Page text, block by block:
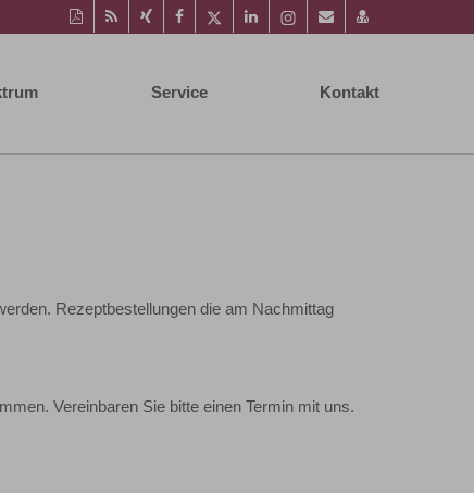
Diese
Seite
RSS-
Feed
Auf
Xing
Auf
Facebook
Twitter
Auf
LinkedIn
Instagram-
Seite
Per
Mail
vCard
speichern
Service Kontakt
Rezeptbestellungen die am Nachmittag
Vereinbaren Sie bitte einen Termin mit uns.